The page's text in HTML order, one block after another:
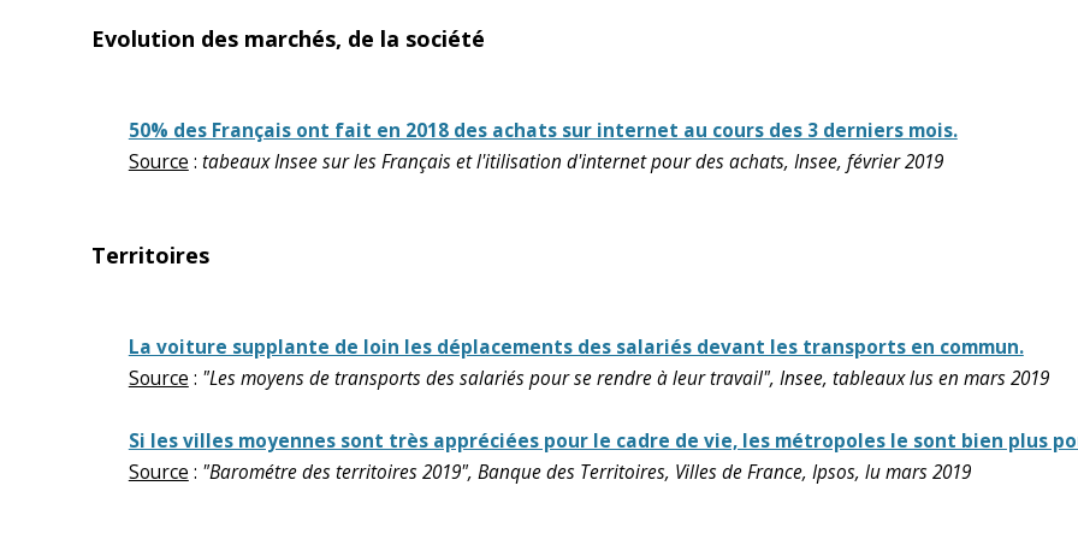
Evolution des marchés, de la société
50% des Français ont fait en 2018 des achats sur internet au cours des 3 derniers mois.
Source : tabeaux Insee sur les Français et l'itilisation d'internet pour des achats, Insee, février 2019
Territoires
La voiture supplante de loin les déplacements des salariés devant les transports en commun.
Source : "Les moyens de transports des salariés pour se rendre à leur travail", Insee, tableaux lus en mars 2019
Si les villes moyennes sont très appréciées pour le cadre de vie, les métropoles le sont bien plus
Source : "Barométre des territoires 2019", Banque des Territoires, Villes de France, Ipsos, lu mars 2019